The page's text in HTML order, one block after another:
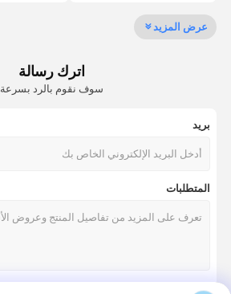
بطارية ليثيوم LifePO4
نظام تخزين الطاقة الشمسية
عرض المزيد
اترك رسالة
سوف نقوم بالرد بسرعة
بريد
المتطلبات